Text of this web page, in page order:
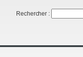
Rechercher :